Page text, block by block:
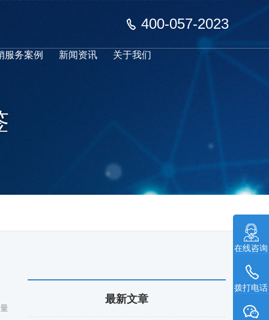
400-057-2023
服务案例 新闻资讯 关于我们
最新文章
在线咨询
拨打电话